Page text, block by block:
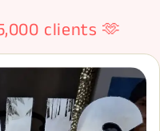
clients 🫶